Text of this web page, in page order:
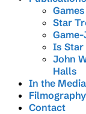
Star
Is Star
John
Halls
In the Media
Filmography
Contact